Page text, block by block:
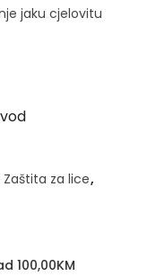
jaku cjelovitu
Zaštita za lice,
100,00KM